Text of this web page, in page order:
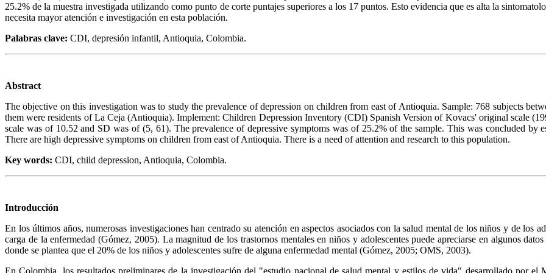
25.2% de la muestra investigada utilizando como punto de corte puntajes superiores a los 17 puntos. Esto evidencia que es alta la
necesita mayor atención e investigación en esta población.
Palabras clave: CDI, depresión infantil, Antioquia, Colombia.
Abstract
The objective on this investigation was to study the prevalence of depression on children from east of Antioquia. Sample: 768 subjects
them were residents of La Ceja (Antioquia). Implement: Children Depression Inventory (CDI) Spanish Version of Kovacs' original scale
scale was of 10.52 and SD was of (5, 61). The prevalence of depressive symptoms was of 25.2% of the sample. This was concluded by
There are high depressive symptoms on children from east of Antioquia. There is a need of attention and research to this population.
Key words: CDI, child depression, Antioquia, Colombia.
Introducción
En los últimos años, numerosas investigaciones han centrado su atención en aspectos asociados con la salud mental de los niños y de los
carga de la enfermedad (Gómez, 2005). La magnitud de los trastornos mentales en niños y adolescentes puede apreciarse en algunos
donde se plantea que el 20% de los niños y adolescentes sufre de alguna enfermedad mental (Gómez, 2005; OMS, 2003).